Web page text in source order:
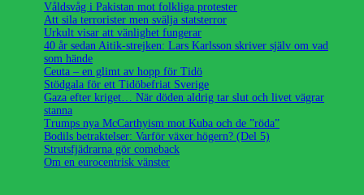
Våldsvåg i Pakistan mot folkliga protester
Att sila terrorister men svälja statsterror
Urkult visar att vänlighet fungerar
40 år sedan Aitik-strejken: Lars Karlsson skriver själv om vad
som hände
Ceuta – en glimt av hopp för Tidö
Stödgala för ett Tidöbefriat Sverige
Gaza efter kriget… När döden aldrig tar slut och livet vägrar
stanna
Trumps nya McCarthyism mot Kuba och de ”röda”
Bodils betraktelser: Varför växer högern? (Del 5)
Strutsfjädrarna gör comeback
Om en eurocentrisk vänster